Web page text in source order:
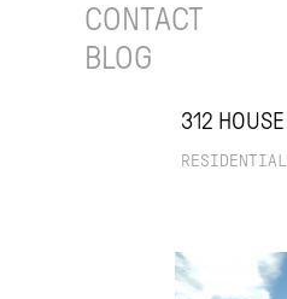
CONTACT
BLOG
312 HOUSE
RESIDENTIAL